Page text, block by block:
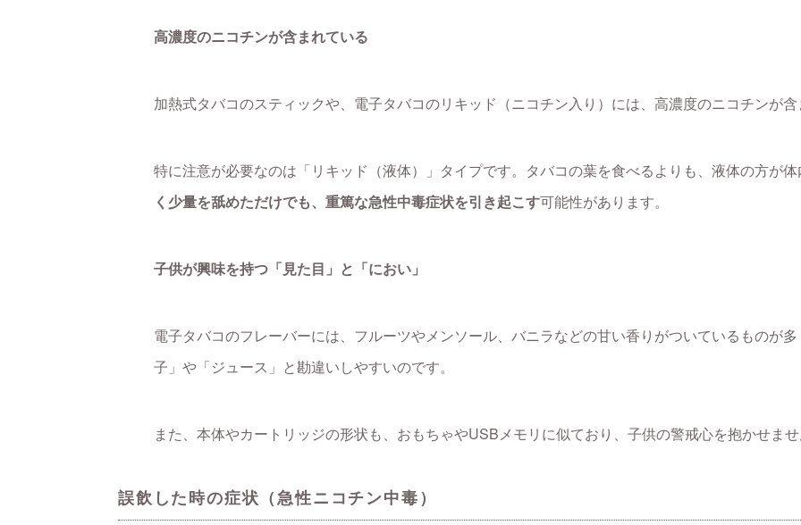
高濃度のニコチンが含まれている
加熱式タバコのスティックや、電子タバコのリキッド（ニコチン入り）には、高濃度のニコチンが
特に注意が必要なのは「リキッド（液体）」タイプです。タバコの葉を食べるよりも、液体の方が
く少量を舐めただけでも、重篤な急性中毒症状を引き起こす可能性があります。
子供が興味を持つ「見た目」と「におい」
電子タバコのフレーバーには、フルーツやメンソール、バニラなどの甘い香りがついているものが
子」や「ジュース」と勘違いしやすいのです。
また、本体やカートリッジの形状も、おもちゃやUSBメモリに似ており、子供の警戒心を抱かせま
誤飲した時の症状（急性ニコチン中毒）